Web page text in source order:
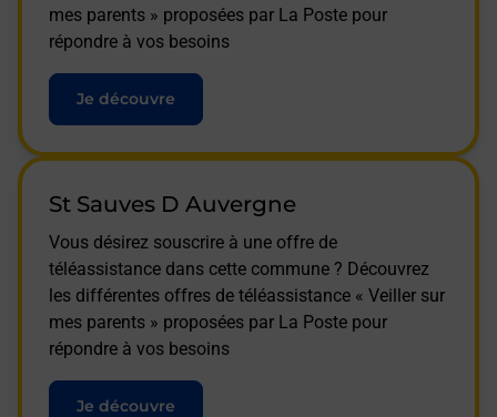
mes parents » proposées par La Poste pour
répondre à vos besoins
Je découvre
St Sauves D Auvergne
Vous désirez souscrire à une offre de
téléassistance dans cette commune ? Découvrez
les différentes offres de téléassistance « Veiller sur
mes parents » proposées par La Poste pour
répondre à vos besoins
Je découvre